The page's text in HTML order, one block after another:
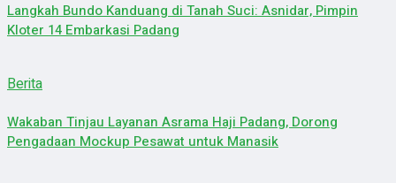
Langkah Bundo Kanduang di Tanah Suci: Asnidar, Pimpin
Kloter 14 Embarkasi Padang
Berita
Wakaban Tinjau Layanan Asrama Haji Padang, Dorong
Pengadaan Mockup Pesawat untuk Manasik